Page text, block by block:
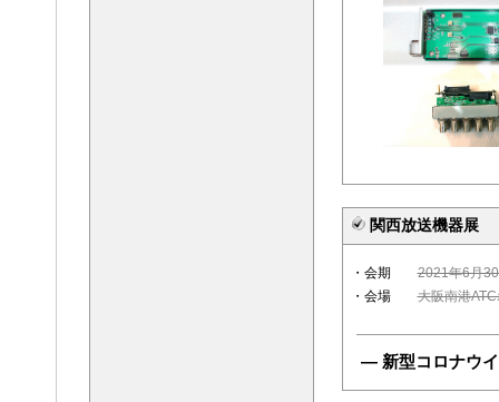
関西放送機器展
・会期2021年6月
・会場大阪南港
― 新型コロナウ